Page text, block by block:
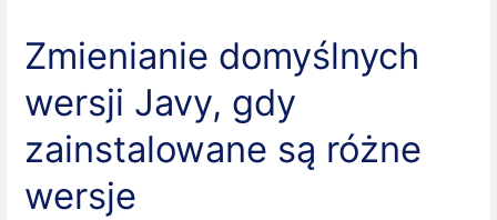
Zmienianie domyślnych
wersji Javy, gdy
zainstalowane są różne
wersje